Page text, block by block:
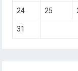
24 25
31